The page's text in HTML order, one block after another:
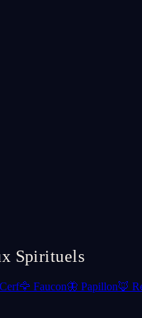
Spirituels
Cerf🦅 Faucon🦋 Papillon🦊